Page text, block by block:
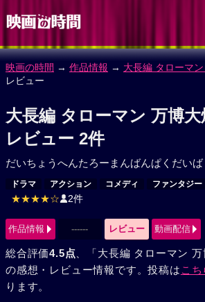
映画の時間 → 作品情報 → 大長編 タローマ
レビュー
大長編 タローマン 万博大
レビュー 2件
だいちょうへんたろーまんばんぱくだいば
ドラマ アクション コメディ ファンタジー
★★★★☆ 2件
作品情報 ------ レビュー 動画配信
総合評価4.5点 、「大長編 タローマン
の感想・レビュー情報です。投稿は こち
ります。